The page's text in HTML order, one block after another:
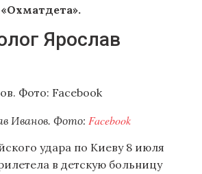
Ярослав
Иванов. Фото: Facebook
удара по Киеву 8 июля
в детскую больницу